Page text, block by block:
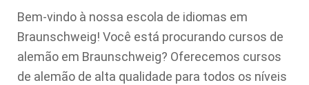
Bem-vindo à nossa escola de idiomas em
Braunschweig! Você está procurando cursos de
alemão em Braunschweig? Oferecemos cursos
de alemão de alta qualidade para todos os níveis